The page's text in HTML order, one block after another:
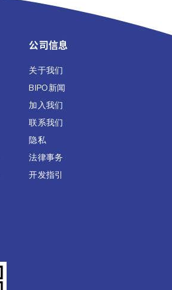
公司信息
关于我们
BIPO新闻​
加入我们
联系我们
隐私
法律事务
开发指引